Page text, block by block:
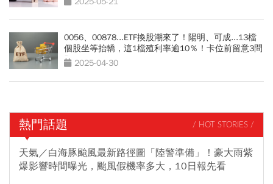
0056、00878...ETF換股潮來了！陽明、可成...13檔
個股坐等抬轎，這1檔殖利率逾10％！卡位前留意3問
題 2025-04-30
熱門話題 / HOT STORIES /
天氣／白海豚颱風最新路徑圖「陸警準備」！豪大雨紫
爆影響時間曝光，颱風假機率多大，10日報先看